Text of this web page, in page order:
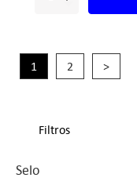
Filtros
Selo
1 2 >